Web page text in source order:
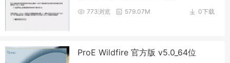
0下载
773浏览 579.07M
ProE Wildfire 官方版 v5.0_64位